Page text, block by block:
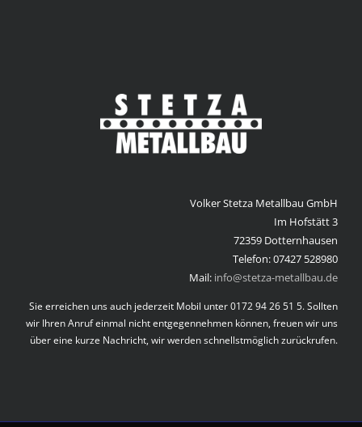
Volker Stetza Metallbau GmbH
Im Hofstätt 3
72359 Dotternhausen
Telefon: 07427 528980
Mail: info@stetza-metallbau.de
Sie erreichen uns auch jederzeit Mobil unter 0172 94 26 51 5. Sollten
wir Ihren Anruf einmal nicht entgegennehmen können, freuen wir uns
über eine kurze Nachricht, wir werden schnellstmöglich zurückrufen.